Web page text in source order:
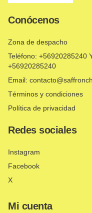
Conócenos
Zona de despacho
Teléfono: +56920285240
+56920285240
Email:
Términos y condiciones
Política de privacidad
Redes sociales
Instagram
Facebook
X
Mi cuenta